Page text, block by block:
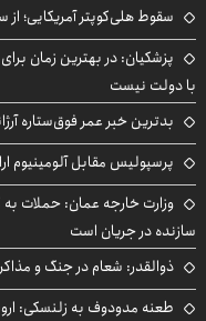
سقوط هلی‌کوپتر آمریکایی؛
پزشکیان‌: در بهترین زمان
با دولت نیست
بدترین خبر عمر فوق‌ستاره
پرسپولیس مقابل آلومینیوم
وزارت خارجه عمان: حملات
سازنده در جریان است
ذوالقدر: شعام در جنگ و
طعنه مدودوف به زلنسکی: